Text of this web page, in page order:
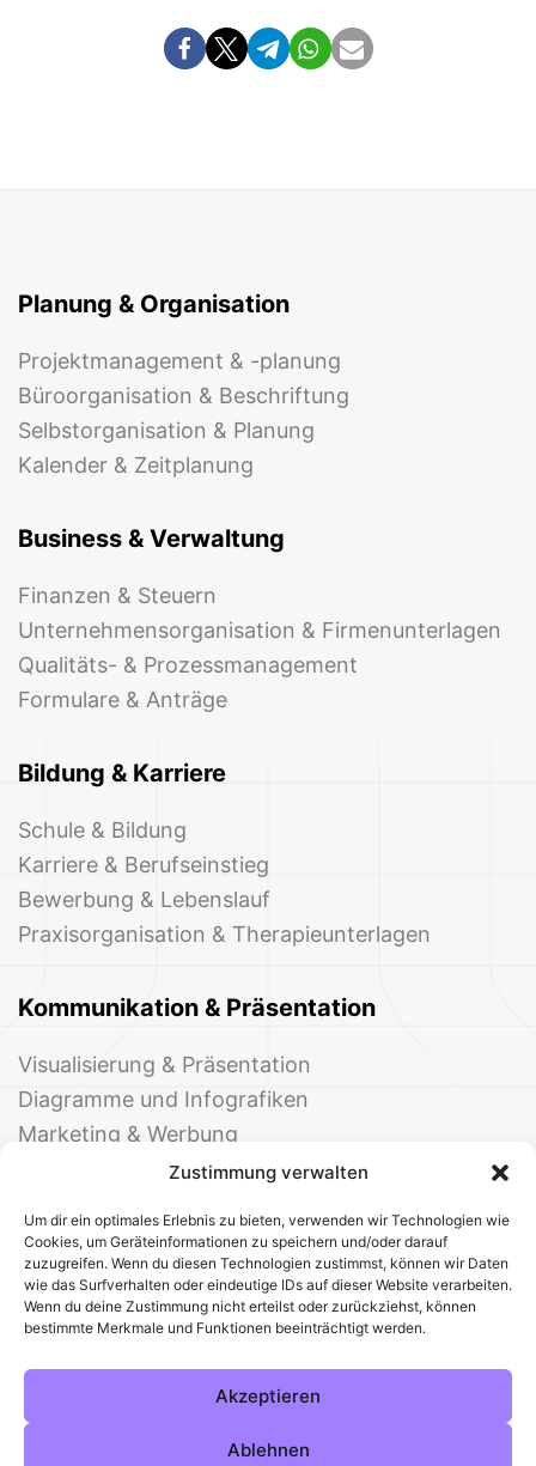
Zustimmung verwalten
Um dir ein optimales Erlebnis zu bieten, verwenden wir Technologien wie
Cookies, um Geräteinformationen zu speichern und/oder darauf
zuzugreifen. Wenn du diesen Technologien zustimmst, können wir Daten
wie das Surfverhalten oder eindeutige IDs auf dieser Website verarbeiten.
Wenn du deine Zustimmung nicht erteilst oder zurückziehst, können
bestimmte Merkmale und Funktionen beeinträchtigt werden.
Akzeptieren
Ablehnen
Planung & Organisation
Projektmanagement & -planung
Büroorganisation & Beschriftung
Selbstorganisation & Planung
Kalender & Zeitplanung
Business & Verwaltung
Finanzen & Steuern
Unternehmensorganisation & Firmenunterlagen
Qualitäts- & Prozessmanagement
Formulare & Anträge
Bildung & Karriere
Schule & Bildung
Karriere & Berufseinstieg
Bewerbung & Lebenslauf
Praxisorganisation & Therapieunterlagen
Kommunikation & Präsentation
Visualisierung & Präsentation
Diagramme und Infografiken
Marketing & Werbung
Events & Einladungen
© 2025 Deine Welt der Office-Vorlagen
Alle VorlagenÜber unsKontakt
DatenschutzCookies